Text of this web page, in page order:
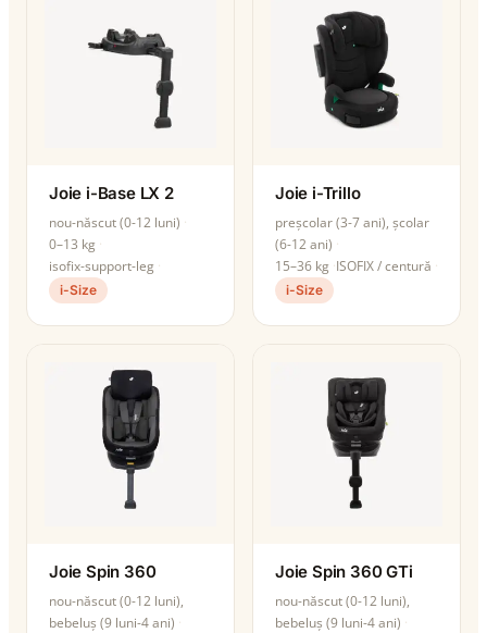
Joie i-Base LX 2
nou-născut (0-12 luni)
0–13 kg
isofix-support-leg
i-Size
Joie i-Trillo
preșcolar (3-7 ani), școlar
(6-12 ani)
15–36 kg ISOFIX / centură
i-Size
Joie Spin 360
nou-născut (0-12 luni),
bebeluș (9 luni-4 ani)
Joie Spin 360 GTi
nou-născut (0-12 luni),
bebeluș (9 luni-4 ani)